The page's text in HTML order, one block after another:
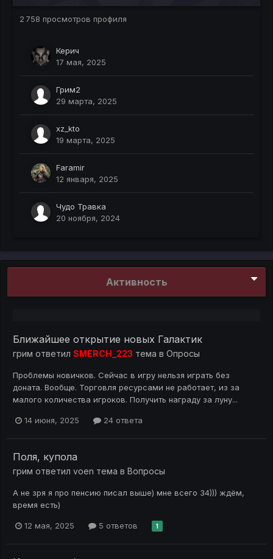
2 758 просмотров профиля
Керич
17 мая, 2025
Грим2
29 марта, 2025
xz_kto
19 марта, 2025
Faramir
12 января, 2025
Чудо Травка
20 ноября, 2024
Активность
Ближайшее открытие новых Галактик
грим ответил SMERCH_223 тема в Опросы
Проблемы новичков. Сейчас в игру нельзя играть без
доната. Вообще. Торговля ресурсами не работает, из за
малого количества игроков. Получить награду за луну...
14 июня, 2025 24 ответа
Поля, купола
грим ответил voen тема в Вопросы
А не зря я про пенсию писал выше) мне всего 34))) ждём,
время есть)
12 мая, 2025 5 ответов 1